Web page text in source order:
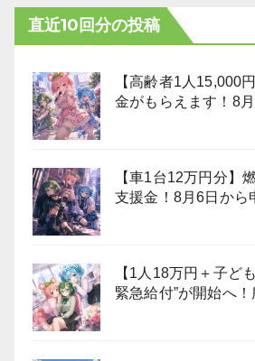
直近10回分の投稿
【高齢者1人15,000
金がもらえます！8
【車1台12万円分】
支援金！8月6日から
【1人18万円＋子ど
緊急給付”が開始へ